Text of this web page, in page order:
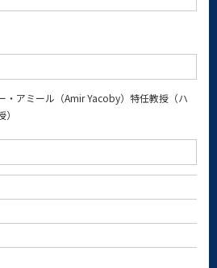
・アミール（Amir Yacoby）特任教授（ハ